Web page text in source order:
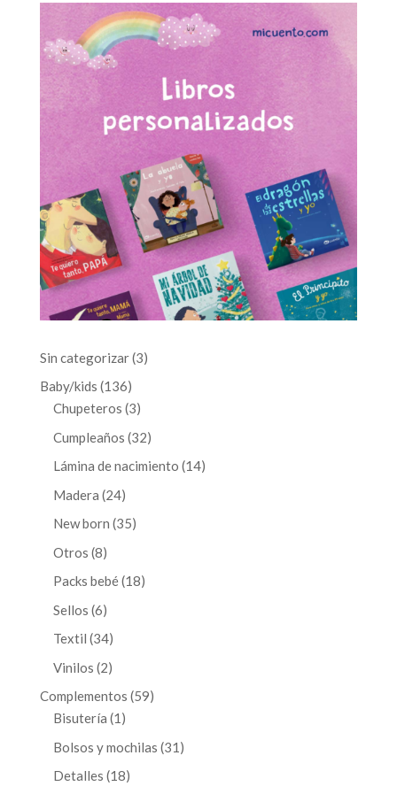
Sin categorizar 33
Baby/kids 136136
productos
Chupeteros 33
productos
Cumpleaños 3232
productos
Lámina de nacimiento 1414
Madera 2424
productos
New born 3535
Otros 88
productos
Packs bebé 1818
Sellos 66
productos
Textil 3434
productos
Vinilos 22
productos
Complementos 5959
Bisutería 1 1
producto
Bolsos y mochilas 31 31
Detalles 1818